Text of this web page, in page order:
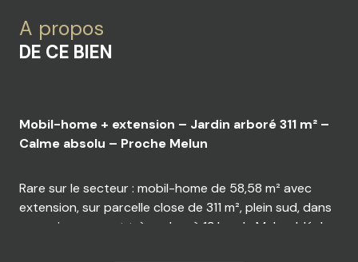
A propos
DE CE BIEN
Mobil-home + extension – Jardin arboré 311 m² –
Calme absolu – Proche Melun
Rare sur le secteur : mobil-home de 58,58 m² avec
extension, sur parcelle close de 311 m², plein sud, dans
un environnement très calme à 13 km de Melun. Idéal